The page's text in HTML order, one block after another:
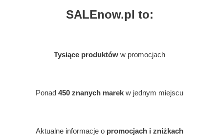
SALEnow.pl to:
Tysiące produktów w promocjach
Ponad 450 znanych marek w jednym miejscu
Aktualne informacje o promocjach i zniżkach